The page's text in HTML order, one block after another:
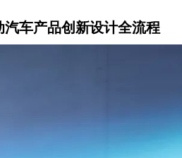
汽车产品创新设计全流程